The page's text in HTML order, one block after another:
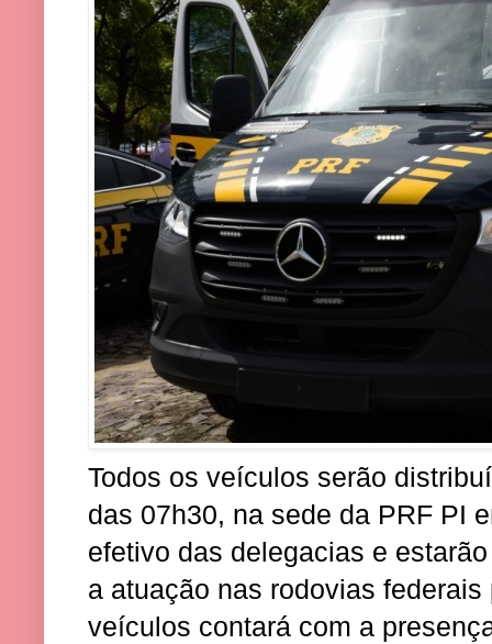
Todos os veículos serão
das 07h30, na sede da PRF PI
efetivo das delegacias e
a atuação nas rodovias
veículos contará com a